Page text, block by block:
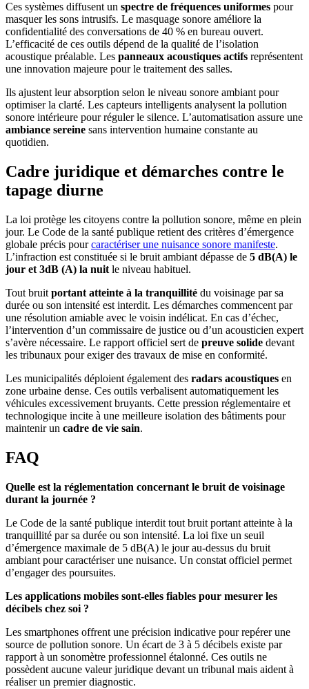
Ces systèmes diffusent un spectre de fréquences uniformes pour
masquer les sons intrusifs. Le masquage sonore améliore la
confidentialité des conversations de 40 % en bureau ouvert.
L’efficacité de ces outils dépend de la qualité de l’isolation
acoustique préalable. Les panneaux acoustiques actifs représentent
une innovation majeure pour le traitement des salles.
Ils ajustent leur absorption selon le niveau sonore ambiant pour
optimiser la clarté. Les capteurs intelligents analysent la pollution
sonore intérieure pour réguler le silence. L’automatisation assure une
ambiance sereine sans intervention humaine constante au
quotidien.
Cadre juridique et démarches contre le
tapage diurne
La loi protège les citoyens contre la pollution sonore, même en plein
jour. Le Code de la santé publique retient des critères d’émergence
globale précis pourcaractériser une nuisance sonore manifeste.
L’infraction est constituée si le bruit ambiant dépasse de 5 dB(A) le
jour et 3dB (A) la nuit le niveau habituel.
Tout bruit portant atteinte à la tranquillité du voisinage par sa
durée ou son intensité est interdit. Les démarches commencent par
une résolution amiable avec le voisin indélicat. En cas d’échec,
l’intervention d’un commissaire de justice ou d’un acousticien expert
s’avère nécessaire. Le rapport officiel sert de preuve solide devant
les tribunaux pour exiger des travaux de mise en conformité.
Les municipalités déploient également des radars acoustiques en
zone urbaine dense. Ces outils verbalisent automatiquement les
véhicules excessivement bruyants. Cette pression réglementaire et
technologique incite à une meilleure isolation des bâtiments pour
maintenir un cadre de vie sain.
FAQ
Quelle est la réglementation concernant le bruit de voisinage
durant la journée ?
Le Code de la santé publique interdit tout bruit portant atteinte à la
tranquillité par sa durée ou son intensité. La loi fixe un seuil
d’émergence maximale de 5 dB(A) le jour au-dessus du bruit
ambiant pour caractériser une nuisance. Un constat officiel permet
d’engager des poursuites.
Les applications mobiles sont-elles fiables pour mesurer les
décibels chez soi ?
Les smartphones offrent une précision indicative pour repérer une
source de pollution sonore. Un écart de 3 à 5 décibels existe par
rapport à un sonomètre professionnel étalonné. Ces outils ne
possèdent aucune valeur juridique devant un tribunal mais aident à
réaliser un premier diagnostic.